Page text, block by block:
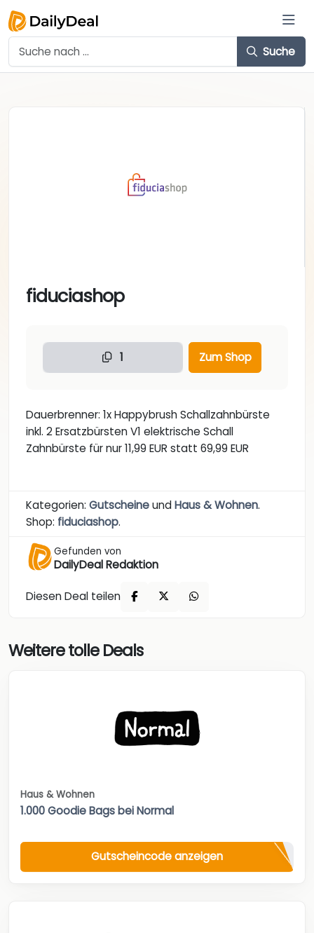
Suche
fiduciashop
1 Zum Shop
Dauerbrenner: 1x Happybrush Schallzahnbürste
inkl. 2 Ersatzbürsten V1 elektrische Schall
Zahnbürste für nur 11,99 EUR statt 69,99 EUR
Kategorien: GutscheineundHaus & Wohnen.
Shop: fiduciashop.
Gefunden von
DailyDeal Redaktion
Diesen Deal teilen
Weitere tolle Deals
Haus & Wohnen
1.000 Goodie Bags bei Normal
Gutscheincode anzeigen